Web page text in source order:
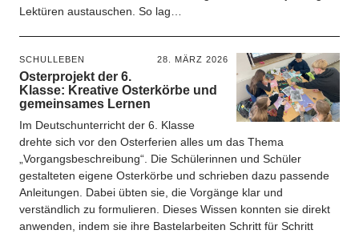
Lektüren austauschen. So lag…
SCHULLEBEN 28. MÄRZ 2026
Osterprojekt der 6.
Klasse: Kreative Osterkörbe und
gemeinsames Lernen
Im Deutschunterricht der 6. Klasse
drehte sich vor den Osterferien alles um das Thema
„Vorgangsbeschreibung“. Die Schülerinnen und Schüler
gestalteten eigene Osterkörbe und schrieben dazu passende
Anleitungen. Dabei übten sie, die Vorgänge klar und
verständlich zu formulieren. Dieses Wissen konnten sie direkt
anwenden, indem sie ihre Bastelarbeiten Schritt für Schritt